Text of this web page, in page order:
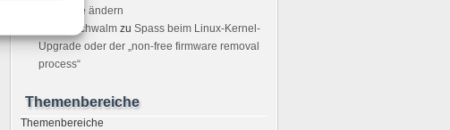
Festplatte ändern
Stefan Schwalm zu Spass beim Linux-Kernel-
Upgrade oder der „non-free firmware removal
process“
Themenbereiche
Themenbereiche